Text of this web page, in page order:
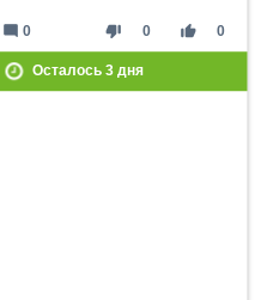
thumb_down 0 thumb_up 0
mode_comment 0
Осталось 3дня